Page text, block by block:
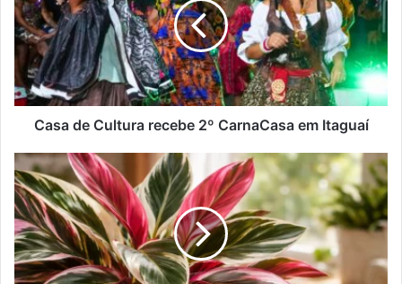
e
n
d
e
r
e
d
e
e
m
a
i
l
a
d
e
C
u
l
r
a
r
e
c
e
b
Casa de Cultura recebe 2º CarnaCasa em Itaguaí
P
o
u
c
o
s
c